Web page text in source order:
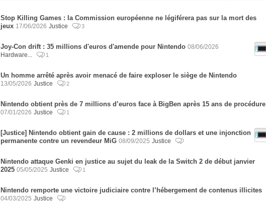
Stop Killing Games : la Commission européenne ne légiférera pas sur la mort des
jeux 17/06/2026 Justice 3
Joy-Con drift : 35 millions d'euros d'amende pour Nintendo 08/06/2026
Hardware...
1
Un homme arrêté après avoir menacé de faire exploser le siège de Nintendo
13/05/2026 Justice 2
Nintendo obtient près de 7 millions d’euros face à BigBen après 15 ans de procédure
07/01/2026 Justice 1
[Justice] Nintendo obtient gain de cause : 2 millions de dollars et une injonction
permanente contre un revendeur MiG 08/09/2025 Justice
Nintendo attaque Genki en justice au sujet du leak de la Switch 2 de début janvier
2025 05/05/2025 Justice 1
Nintendo remporte une victoire judiciaire contre l’hébergement de contenus illicites
04/03/2025 Justice